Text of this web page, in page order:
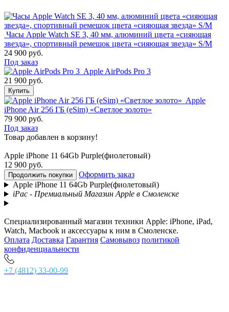
Часы Apple Watch SE 3, 40 мм, алюминий цвета «сияющая
звезда», спортивный ремешок цвета «сияющая звезда» S/M
24 900 руб.
Под заказ
Apple AirPods Pro 3
21 900 руб.
Купить
Apple
iPhone Air 256 ГБ (eSim) «Светлое золото»
79 900 руб.
Под заказ
Товар добавлен в корзину!
Apple iPhone 11 64Gb Purple(фиолетовый)
12 900 руб.
Продолжить покупки
Оформить заказ
Apple iPhone 11 64Gb Purple(фиолетовый)
iPac - Премиальный Магазин Apple в Смоленске
Специализированный магазин техники Apple: iPhone, iPad,
Watch, Macbook и аксессуары к ним в Смоленске.
Оплата Доставка Гарантия Самовывоз политикой
конфиденциальности
+7 (4812) 33-00-99